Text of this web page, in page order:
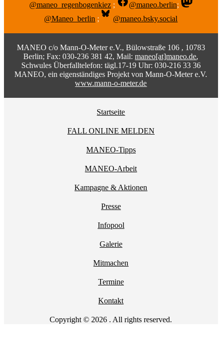
@maneo_regenbogenkiez ; @maneo.berlin;
@Maneo_berlin ; @maneo.bsky.social
MANEO c/o Mann-O-Meter e.V., Bülowstraße 106 , 10783
Berlin; Fax: 030-236 381 42, Mail:maneo[at]maneo.de,
Schwules Überfalltelefon: tägl.17-19 Uhr: 030-216 33 36
MANEO, ein eigenständiges Projekt von Mann-O-Meter e.V.
www.mann-o-meter.de
Startseite
FALL ONLINE MELDEN
MANEO-Tipps
MANEO-Arbeit
Kampagne & Aktionen
Presse
Infopool
Galerie
Mitmachen
Termine
Kontakt
Copyright © 2026 . All rights reserved.